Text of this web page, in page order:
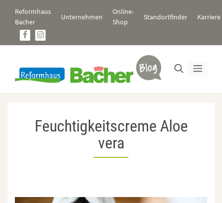
Inhalt
springen
Reformhaus
Bacher
Unternehmen
Online-
Shop
Standortfinder Karriere
Menü
Feuchtigkeitscreme Aloe
vera